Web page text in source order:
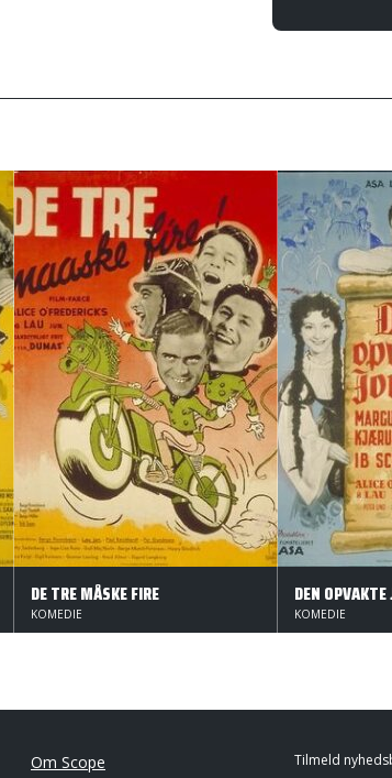
DE TRE MÅSKE FIRE
KOMEDIE
DEN
KOMEDIE
Om Scope Tilmeld